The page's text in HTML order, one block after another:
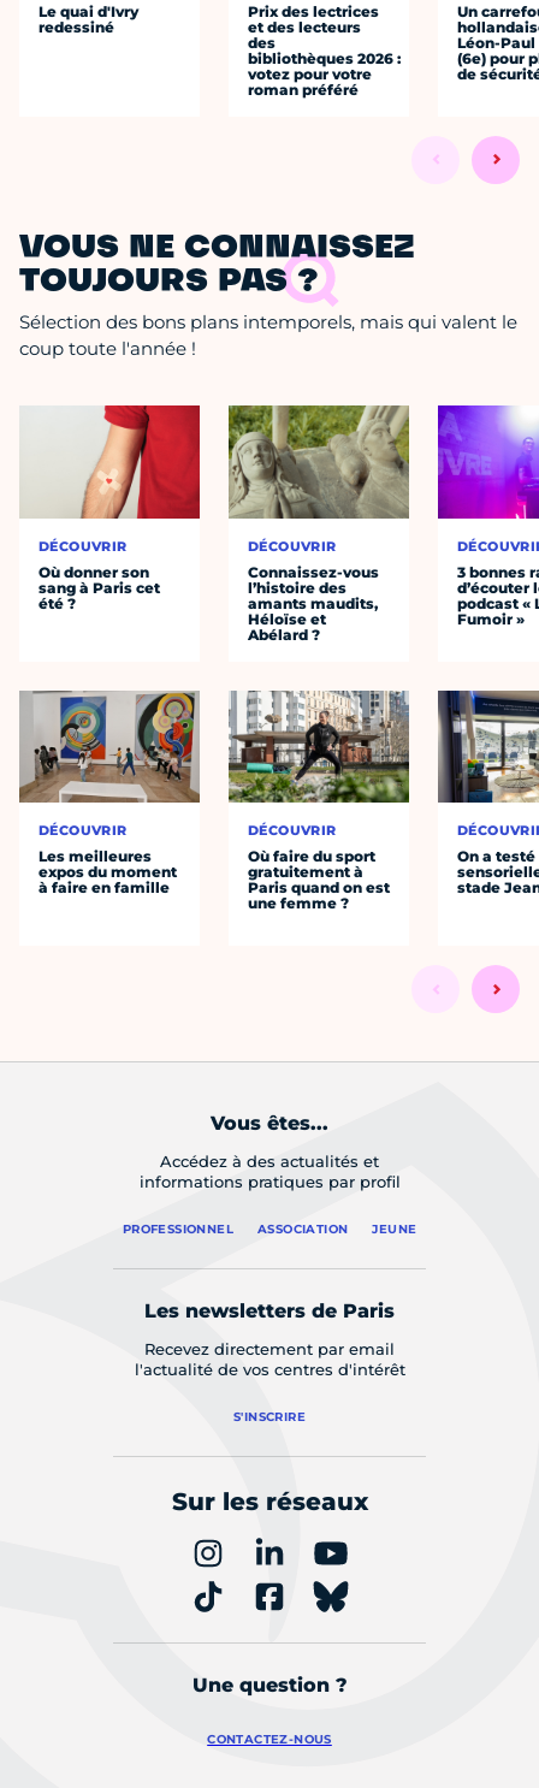
Le quai d'Ivry
redessiné
Prix des lectrices
et des lecteurs
des
bibliothèques 2026 :
votez pour votre
roman préféré
Un
Léon-Paul
(6e) pour
de
VOUS NE CONNAISSEZ
TOUJOURS PAS ?
Sélection des bons plans intemporels, mais qui valent le
coup toute l'année !
DÉCOUVRIR
Où donner son
sang à Paris cet
été ?
DÉCOUVRIR
Les meilleures
expos du moment
à faire en famille
DÉCOUVRIR
Connaissez-vous
l’histoire des
amants maudits,
Héloïse et
Abélard ?
DÉCOUVRIR
Où faire du sport
gratuitement à
Paris quand on est
une femme ?
3 bonnes
d’écouter
podcast «
Fumoir »
On a
stade
Vous êtes...
Accédez à des actualités et
informations pratiques par profil
PROFESSIONNEL ASSOCIATION JEUNE
Les newsletters de Paris
Recevez directement par email
l'actualité de vos centres d'intérêt
S'INSCRIRE
Sur les réseaux
Une question ?
CONTACTEZ-NOUS